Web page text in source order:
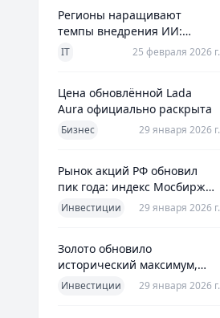
Регионы наращивают
темпы внедрения ИИ:
главное из отраслевого
IT 25 февраля 2026 г.
Цена обновлённой Lada
Aura официально раскрыта
Бизнес 29 января 2026 г.
Рынок акций РФ обновил
пик года: индекс Мосбиржи
на новом максимуме 2026-го
Инвестиции 29 января 2026 г.
Золото обновило
исторический максимум,
превысив планку в $5600 за
Инвестиции 29 января 2026 г.